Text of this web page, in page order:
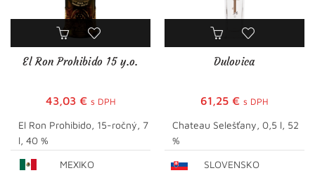
El Ron Prohibido 15 y.o.
43,03 € s DPH
El Ron Prohibido, 15-ročný, 7
l, 40 %
MEXIKO
Dulovica
61,25 € s DPH
Chateau Selešťany, 0,5 l, 52
%
SLOVENSKO